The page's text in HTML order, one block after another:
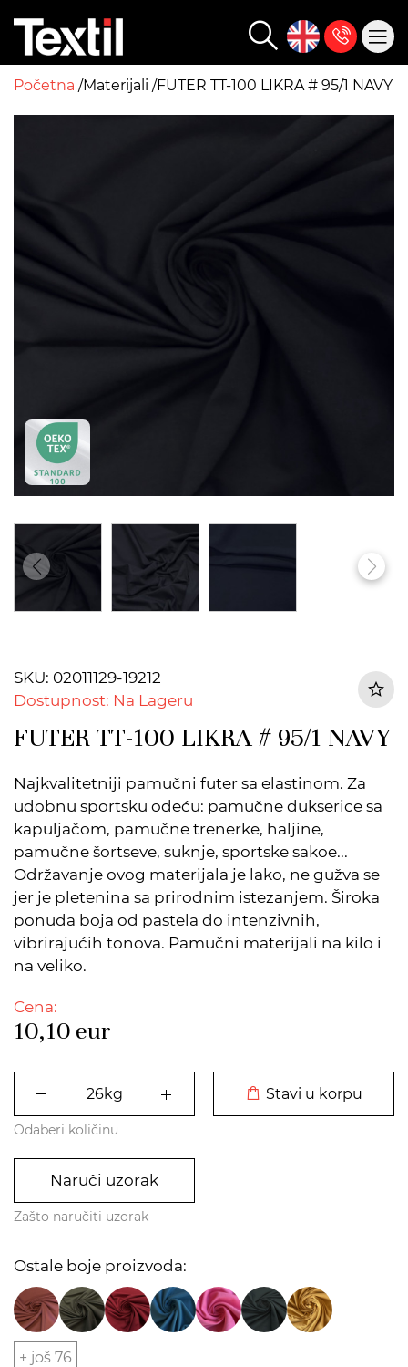
Početna Materijali FUTER TT-100 LIKRA # 95/1 NAVY
SKU: 02011129-19212
Dostupnost: Na Lageru
FUTER TT-100 LIKRA # 95/1 NAVY
Najkvalitetniji pamučni futer sa elastinom. Za
udobnu sportsku odeću: pamučne dukserice sa
kapuljačom, pamučne trenerke, haljine,
pamučne šortseve, suknje, sportske sakoe...
Održavanje ovog materijala je lako, ne gužva se
jer je pletenina sa prirodnim istezanjem. Široka
ponuda boja od pastela do intenzivnih,
vibrirajućih tonova. Pamučni materijali na kilo i
na veliko.
Cena:
10,10 eur
Stavi u korpu
Odaberi količinu
Naruči uzorak
Zašto naručiti uzorak
Ostale boje proizvoda:
+ još 76